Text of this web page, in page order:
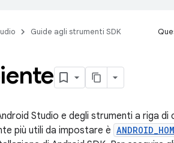
Guide agli strumenti SDK
Studio e degli strumenti a riga di
più utili da impostare è